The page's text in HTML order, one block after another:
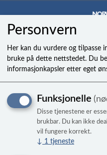
Light, led
FreeFlow 12-
Personvern
Her kan du vurdere og tilpasse
bruke på dette nettstedet. Du
informasjonkapsler etter eget
Funksjonelle
Disse tjenestene er
brukbar. Du kan ikke
vil fungere korrekt.
↓ 1 tjeneste